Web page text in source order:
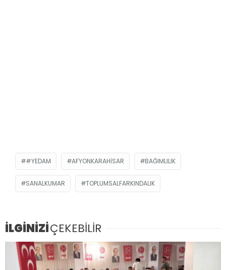
#YEDAM AFYONKARAHISAR BAĞIMLILIK
SANALKUMAR TOPLUMSALFARKINDALIK
İLGİNİZİÇEKEBİLİR